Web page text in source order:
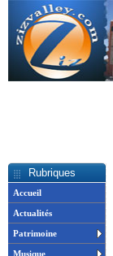
Rubriques
Accueil
Actualités
Patrimoine
Musique